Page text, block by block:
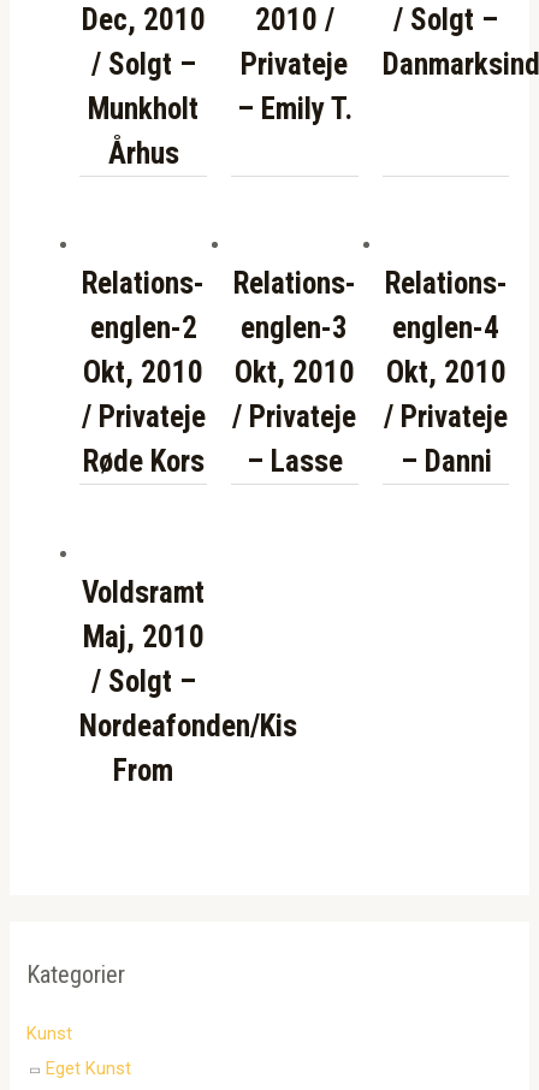
Kategorier
Kunst
Eget Kunst
Dec, 2010
/ Solgt –
Munkholt
Århus
2010 /
Privateje
– Emily T.
/ Solgt –
Relations-
englen-2
Okt, 2010
/ Privateje
Røde Kors
Relations-
englen-3
Okt, 2010
/ Privateje
– Lasse
Relations-
englen-4
Okt, 2010
/ Privateje
– Danni
Voldsramt
Maj, 2010
/ Solgt –
Nordeafonden/Kis
From